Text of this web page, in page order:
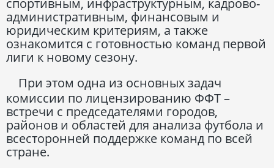
административным, финансовым и
юридическим критериям, а также
ознакомится с готовностью команд первой
лиги к новому сезону.
При этом одна из основных задач
комиссии по лицензированию ФФТ –
встречи с председателями городов,
районов и областей для анализа футбола и
всесторонней поддержке команд по всей
стране.